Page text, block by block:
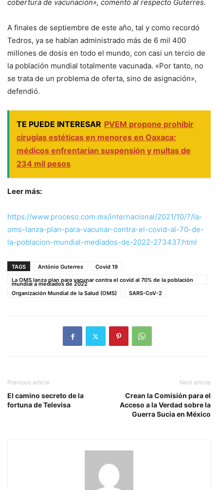
cobertura de vacunación», comentó al respecto Guterres.
A finales de septiembre de este año, tal y como recordó
Tedros, ya se habían administrado más de 6 mil 400
millones de dosis en todo el mundo, con casi un tercio de
la población mundial totalmente vacunada. «Por tanto, no
se trata de un problema de oferta, sino de asignación»,
defendió.
TE PUEDE INTERESAR PVEM propone prohibir
cirugías estéticas en menores en Oaxaca;
médicos enfrentarían suspensión y multas de
234 mil pesos
Leer más:
https://www.proceso.com.mx/internacional/2021/10/7/la-
oms-lanza-plan-para-vacunar-contra-el-covid-al-70-de-
la-poblacion-mundial-mediados-de-2022-273437.html
TAGS António Guterres
Covid 19
La OMS lanza plan para vacunar contra el covid al 70% de la población
mundial a mediados de 2022
Organización Mundial de la Salud (OMS)
SARS-CoV-2
Previous article
El camino secreto de la
fortuna de Televisa
Next article
Crean la Comisión para el
Acceso a la Verdad sobre la
Guerra Sucia en México